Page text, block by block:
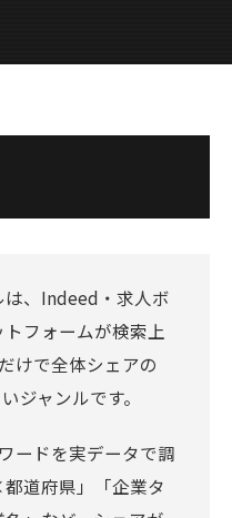
、Indeed・求人ボ
フォームが検索上
けで全体シェアの
ジャンルです。
ードを実データで調
道府県」「企業タ